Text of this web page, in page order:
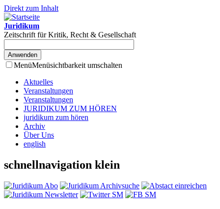
Direkt zum Inhalt
Juridikum
Zeitschrift für Kritik, Recht & Gesellschaft
MenüMenüsichtbarkeit umschalten
Aktuelles
Veranstaltungen
Veranstaltungen
JURIDIKUM ZUM HÖREN
juridikum zum hören
Archiv
Über Uns
english
schnellnavigation klein